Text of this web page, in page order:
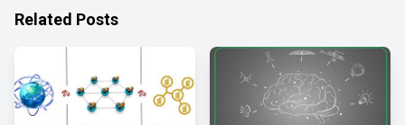
Related Posts